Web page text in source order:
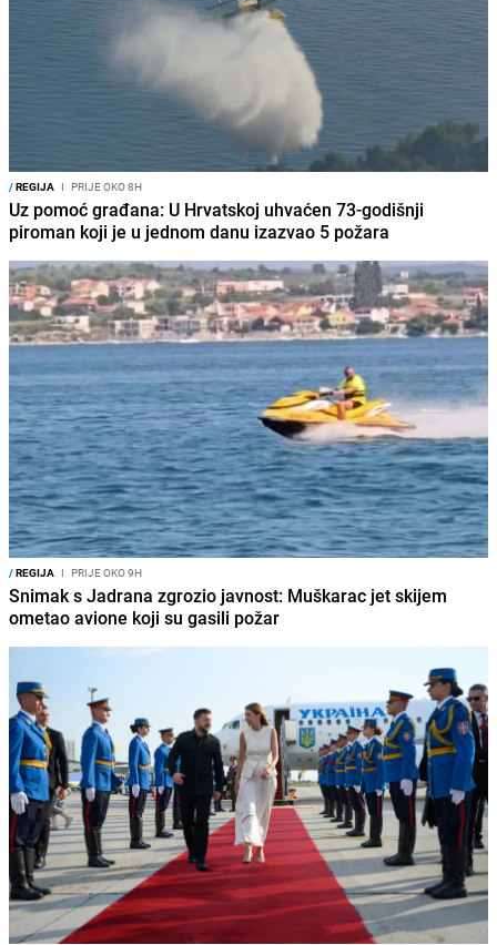
/REGIJA I PRIJE OKO 8H
Uz pomoć građana: U Hrvatskoj uhvaćen 73-godišnji
piroman koji je u jednom danu izazvao 5 požara
/REGIJA I PRIJE OKO 9H
Snimak s Jadrana zgrozio javnost: Muškarac jet skijem
ometao avione koji su gasili požar